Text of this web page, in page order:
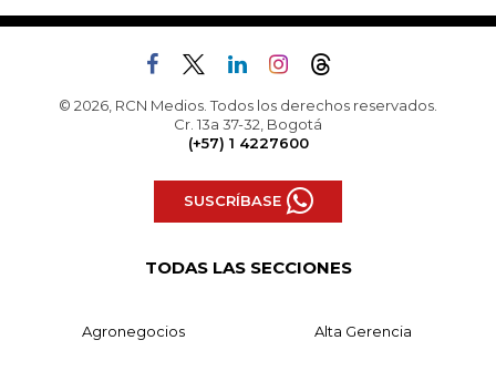
© 2026, RCN Medios. Todos los derechos reservados.
Cr. 13a 37-32, Bogotá
(+57) 1 4227600
SUSCRÍBASE
TODAS LAS SECCIONES
Agronegocios Alta Gerencia